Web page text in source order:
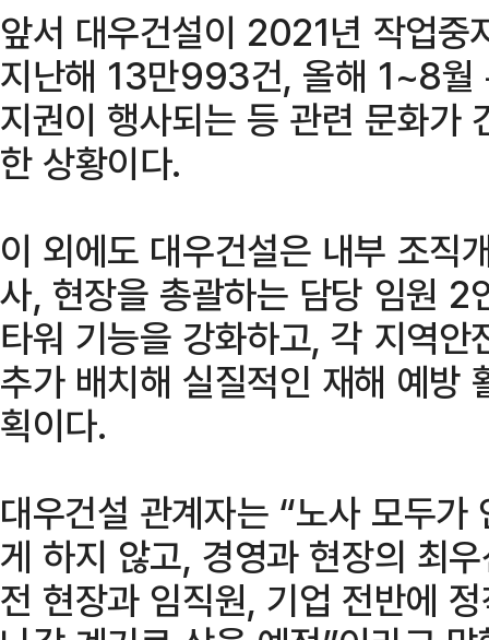
앞서 대우건설이 2021년 작업중
지난해 13만993건, 올해 1~8월
지권이 행사되는 등 관련 문화가
한 상황이다.
이 외에도 대우건설은 내부 조직
사, 현장을 총괄하는 담당 임원 2
타워 기능을 강화하고, 각 지역
추가 배치해 실질적인 재해 예방
획이다.
대우건설 관계자는 “노사 모두
게 하지 않고, 경영과 현장의 최
전 현장과 임직원, 기업 전반에